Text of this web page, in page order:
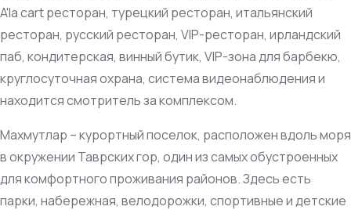
A'la сart ресторан, турецкий ресторан, итальянский
ресторан, русский ресторан, VIP-ресторан, ирландский
паб, кондитерская, винный бутик, VIP-зона для барбекю,
круглосуточная охрана, система видеонаблюдения и
находится смотритель за комплексом.
Махмутлар – курортный поселок, расположен вдоль моря
в окружении Таврских гор, один из самых обустроенных
для комфортного проживания районов. Здесь есть
парки, набережная, велодорожки, спортивные и детские